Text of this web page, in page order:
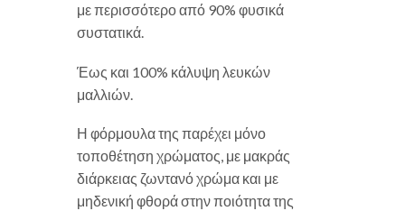
με περισσότερο από 90% φυσικά
συστατικά.
Έως και 100% κάλυψη λευκών
μαλλιών.
Η φόρμουλα της παρέχει μόνο
τοποθέτηση χρώματος, με μακράς
διάρκειας ζωντανό χρώμα και με
μηδενική φθορά στην ποιότητα της